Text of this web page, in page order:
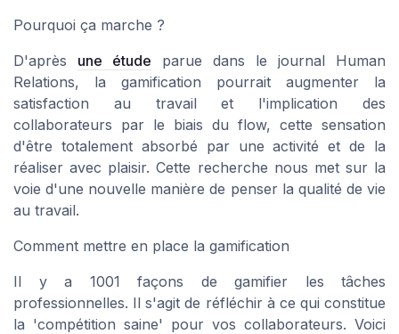
Pourquoi ça marche ?
D'après une étude parue dans le journal Human
Relations, la gamification pourrait augmenter la
satisfaction au travail et l'implication des
collaborateurs par le biais du flow, cette sensation
d'être totalement absorbé par une activité et de la
réaliser avec plaisir. Cette recherche nous met sur la
voie d'une nouvelle manière de penser la qualité de vie
au travail.
Comment mettre en place la gamification
Il y a 1001 façons de gamifier les tâches
professionnelles. Il s'agit de réfléchir à ce qui constitue
la 'compétition saine' pour vos collaborateurs. Voici